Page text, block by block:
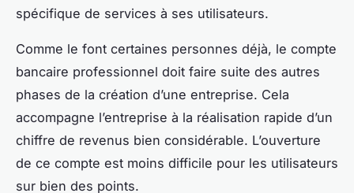
spécifique de services à ses utilisateurs.
Comme le font certaines personnes déjà, le compte
bancaire professionnel doit faire suite des autres
phases de la création d’une entreprise. Cela
accompagne l’entreprise à la réalisation rapide d’un
chiffre de revenus bien considérable. L’ouverture
de ce compte est moins difficile pour les utilisateurs
sur bien des points.